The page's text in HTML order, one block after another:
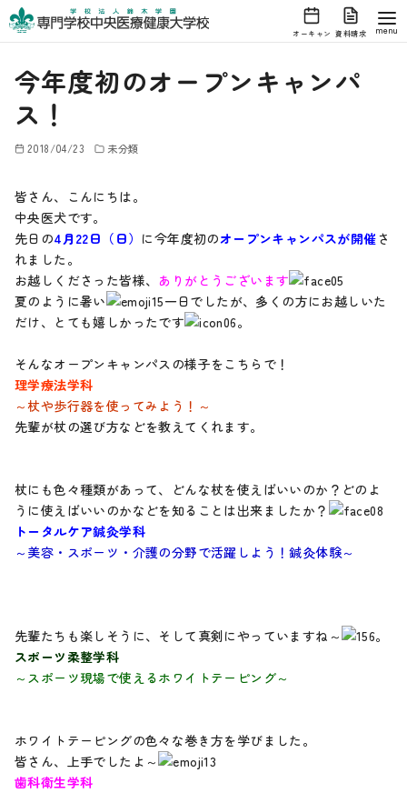
オーキャン 資料請求
今年度初のオープンキャンパ
ス！
2018/04/23 未分類
皆さん、こんにちは。
中央医犬です。
先日の4月22日（日） に今年度初のオープンキャンパスが開催さ
れました。
お越しくださった皆様、 ありがとうございます
夏のように暑い
一日でしたが、多くの方にお越しいた
だけ、とても嬉しかったです
。
そんなオープンキャンパスの様子をこちらで！
理学療法学科
～杖や歩行器を使ってみよう！～
先輩が杖の選び方などを教えてくれます。
杖にも色々種類があって、どんな杖を使えばいいのか？どのよ
うに使えばいいのかなどを知ることは出来ましたか？
トータルケア鍼灸学科
～美容・スポーツ・介護の分野で活躍しよう！鍼灸体験～
先輩たちも楽しそうに、そして真剣にやっていますね～
。
スポーツ柔整学科
～スポーツ現場で使えるホワイトテーピング～
ホワイトテーピングの色々な巻き方を学びました。
皆さん、上手でしたよ～
歯科衛生学科